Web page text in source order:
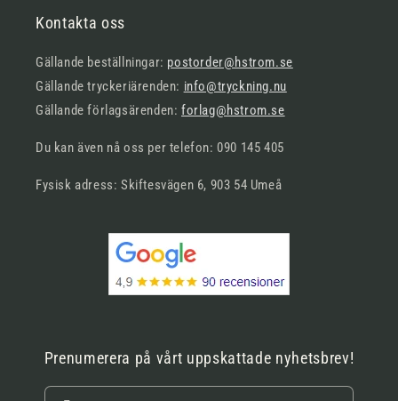
Kontakta oss
Gällande beställningar: postorder@hstrom.se
Gällande tryckeriärenden: info@tryckning.nu
Gällande förlagsärenden:forlag@hstrom.se
Du kan även nå oss per telefon: 090 145 405
Fysisk adress: Skiftesvägen 6, 903 54 Umeå
Prenumerera på vårt uppskattade nyhetsbrev!